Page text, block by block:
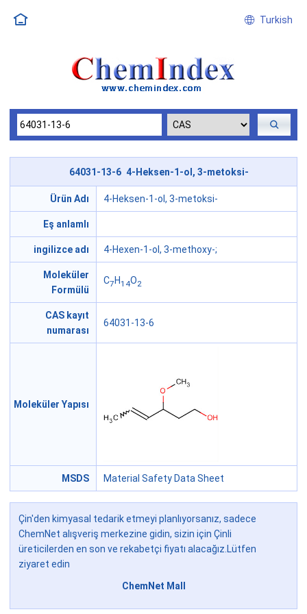
Turkish
64031-13-6 4-Heksen-1-ol, 3-metoksi-
Ürün Adı 4-Heksen-1-ol, 3-metoksi-
Eş anlamlı
ingilizce adı 4-Hexen-1-ol, 3-methoxy-;
Moleküler
Formülü
C7 H14O2
CAS kayıt
numarası
64031-13-6
Moleküler Yapısı
MSDS Material Safety Data Sheet
Çin'den kimyasal tedarik etmeyi planlıyorsanız, sadece
ChemNet alışveriş merkezine gidin, sizin için Çinli
üreticilerden en son ve rekabetçi fiyatı alacağız.Lütfen
ziyaret edin
ChemNet Mall